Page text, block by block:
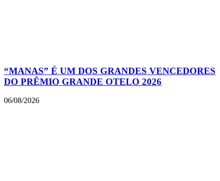
“MANAS” É UM DOS GRANDES VENCEDORES
DO PRÊMIO GRANDE OTELO 2026
06/08/2026